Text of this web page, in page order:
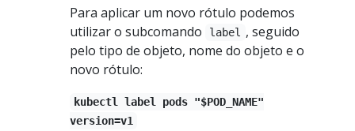
Para aplicar um novo rótulo podemos
utilizar o subcomando
label
, seguido
pelo tipo de objeto, nome do objeto e o
novo rótulo:
kubectl label pods "$POD_NAME"
version=v1